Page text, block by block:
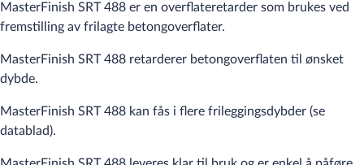
MasterFinish SRT 488 er en overflateretarder som brukes ved
fremstilling av frilagte betongoverflater.
MasterFinish SRT 488 retarderer betongoverflaten til ønsket
dybde.
​MasterFinish SRT 488 kan fås i flere frileggingsdybder (se
datablad).